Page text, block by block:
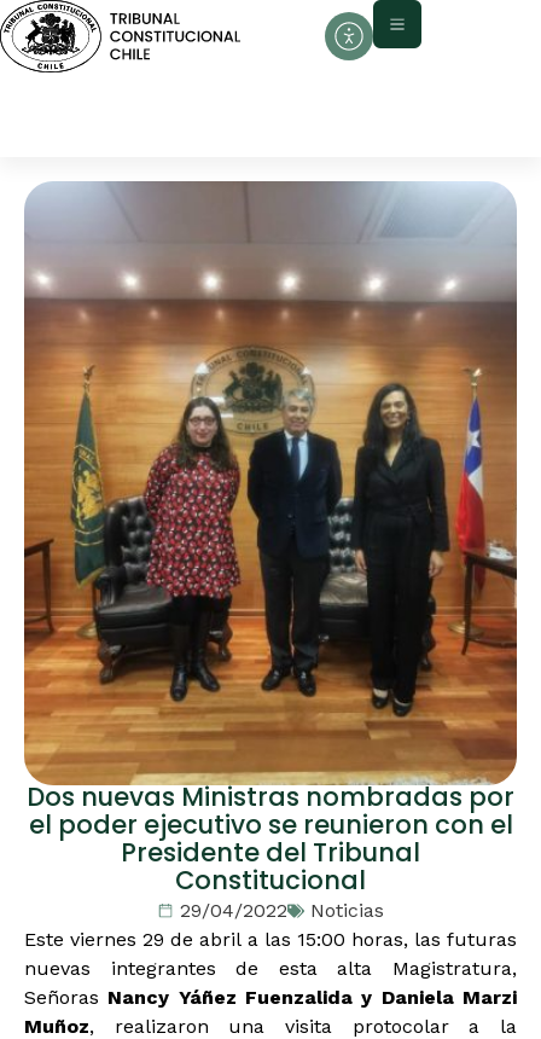
Dos nuevas Ministras nombradas por
el poder ejecutivo se reunieron con el
Presidente del Tribunal
Constitucional
29/04/2022
Noticias
Este viernes 29 de abril a las 15:00 horas, las futuras
nuevas integrantes de esta alta Magistratura,
Señoras Nancy Yáñez Fuenzalida y Daniela Marzi
Muñoz, realizaron una visita protocolar a la